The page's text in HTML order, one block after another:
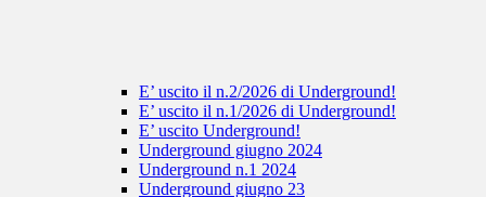
E’ uscito il n.2/2026 di Underground!
E’ uscito il n.1/2026 di Underground!
E’ uscito Underground!
Underground giugno 2024
Underground n.1 2024
Underground giugno 23